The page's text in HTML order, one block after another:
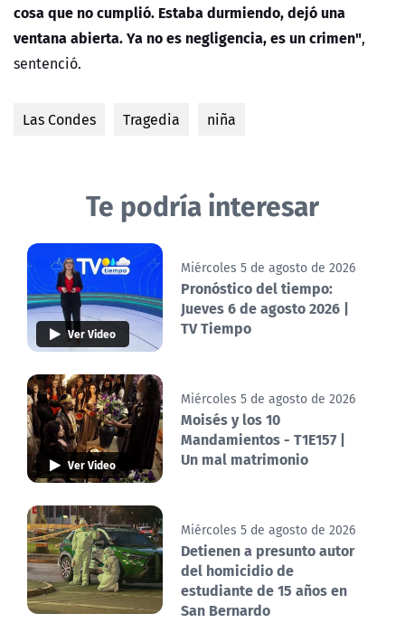
cosa que no cumplió. Estaba durmiendo, dejó una
ventana abierta. Ya no es negligencia, es un crimen",
sentenció.
Las Condes Tragedia niña
Te podría interesar
Ver Video
Miércoles 5 de agosto de 2026
Pronóstico del tiempo:
Jueves 6 de agosto 2026 |
TV Tiempo
Ver Video
Miércoles 5 de agosto de 2026
Moisés y los 10
Mandamientos - T1E157 |
Un mal matrimonio
Miércoles 5 de agosto de 2026
Detienen a presunto autor
del homicidio de
estudiante de 15 años en
San Bernardo